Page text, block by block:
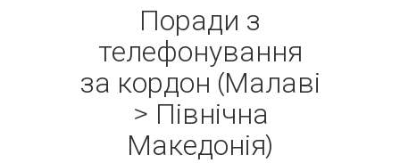
Поради з
телефонування
за кордон (Малаві
> Північна
Македонія)